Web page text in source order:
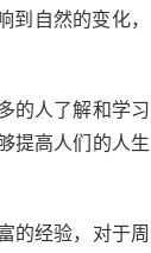
自然的变化，
的人了解和学习
提高人们的人生
的经验，对于周